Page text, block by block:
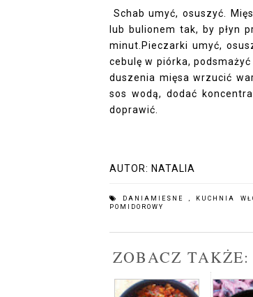
Schab umyć, osuszyć.
lub bulionem tak, by płyn
minut.Pieczarki umyć,
cebulę w piórka,
duszenia mięsa wrzucić
sos wodą, dodać
doprawić.
AUTOR: NATALIA
DANIAMIESNE KUCHNIA
POMIDOROWY
ZOBACZ TAKŻE: